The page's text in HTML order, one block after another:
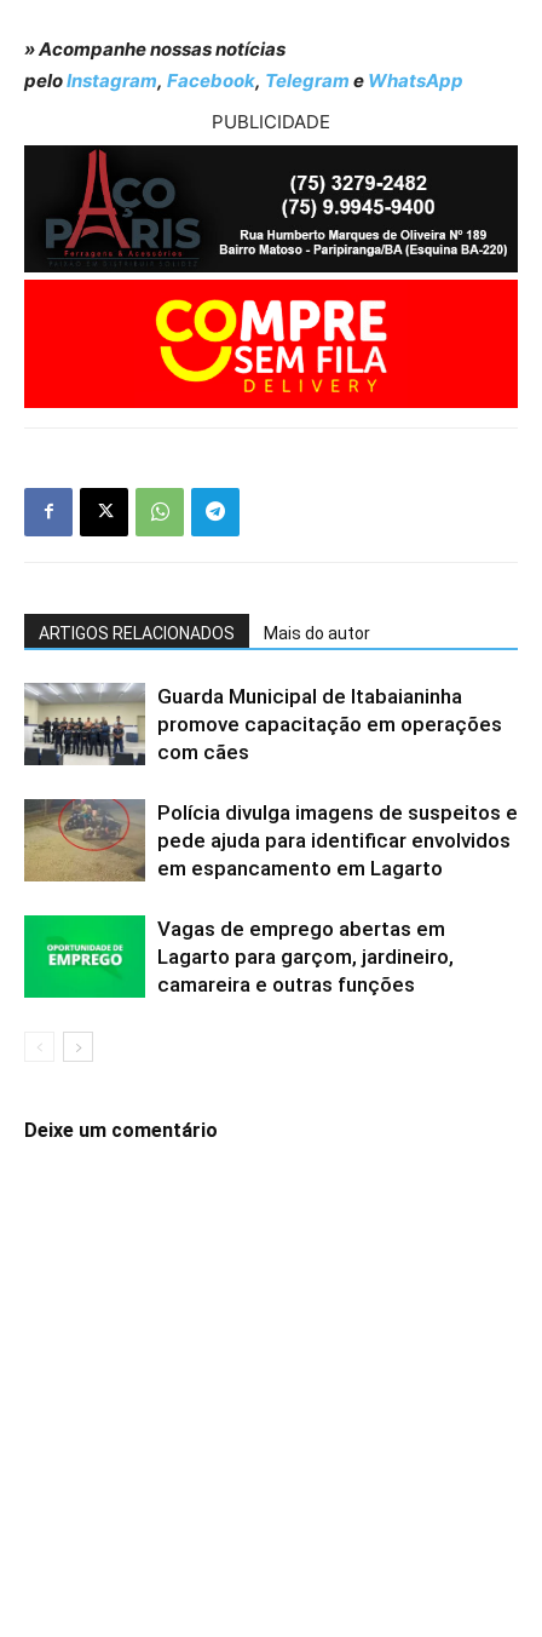
» Acompanhe nossas notícias
peloInstagram, Facebook, Telegram e WhatsApp
PUBLICIDADE
ARTIGOS RELACIONADOS Mais do autor
Guarda Municipal de Itabaianinha
promove capacitação em operações
com cães
Polícia divulga imagens de suspeitos e
pede ajuda para identificar envolvidos
em espancamento em Lagarto
Vagas de emprego abertas em
Lagarto para garçom, jardineiro,
camareira e outras funções
Deixe um comentário